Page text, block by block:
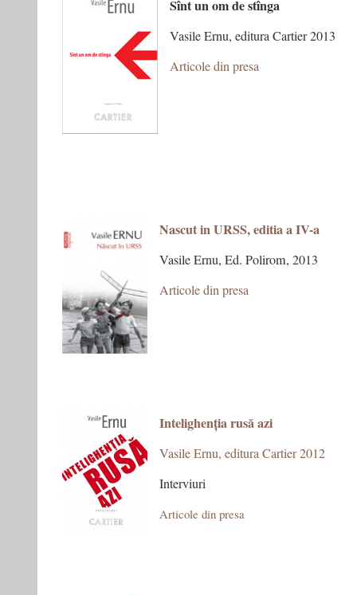
Sînt un om de stînga
Vasile Ernu, editura Cartier 2013
Articole din presa
Nascut in URSS, editia a IV-a
Vasile Ernu, Ed. Polirom, 2013
Articole din presa
Intelighenția rusă azi
Vasile Ernu, editura Cartier 2012
Interviuri
Articole din presa